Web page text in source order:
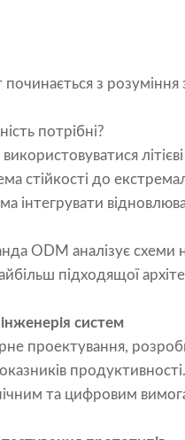
з розуміння
потрібні?
стійкості до
інтегрувати
ODM аналізує
підходящої
систем
проектування,
та цифровим